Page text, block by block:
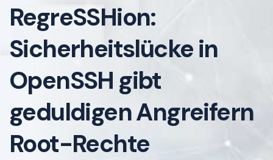
RegreSSHion:
Sicherheitslücke in
OpenSSH gibt
geduldigen Angreifern
Root-Rechte